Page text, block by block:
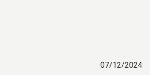
07/12/2024